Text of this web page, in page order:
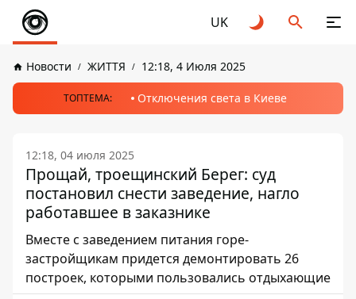
UK
Новости ЖИТТЯ 12:18, 4 Июля 2025
ТОПТЕМА: Отключения света в Киеве
12:18, 04 июля 2025
Прощай, троещинский Берег: суд
постановил снести заведение, нагло
работавшее в заказнике
Вместе с заведением питания горе-
застройщикам придется демонтировать 26
построек, которыми пользовались отдыхающие